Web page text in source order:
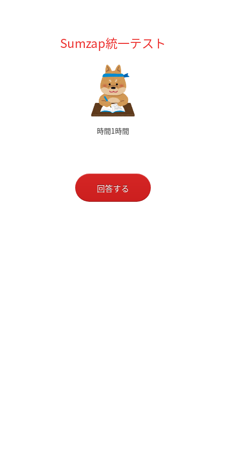
Sumzap統一テスト
時間1時間
回答する